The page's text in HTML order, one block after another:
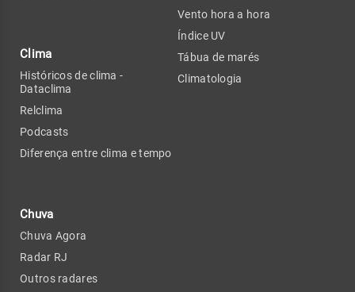
Clima
Históricos de clima -
Dataclima
Relclima
Podcasts
Diferença entre clima e tempo
Chuva
Chuva Agora
Radar RJ
Outros radares
Vento hora a hora
Índice UV
Tábua de marés
Climatologia